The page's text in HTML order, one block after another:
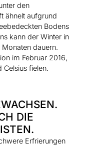
den
ähnelt aufgrund
Bodens
kann der Winter in
dauern.
im Februar 2016,
Celsius fielen.
DIE
Erfrierungen